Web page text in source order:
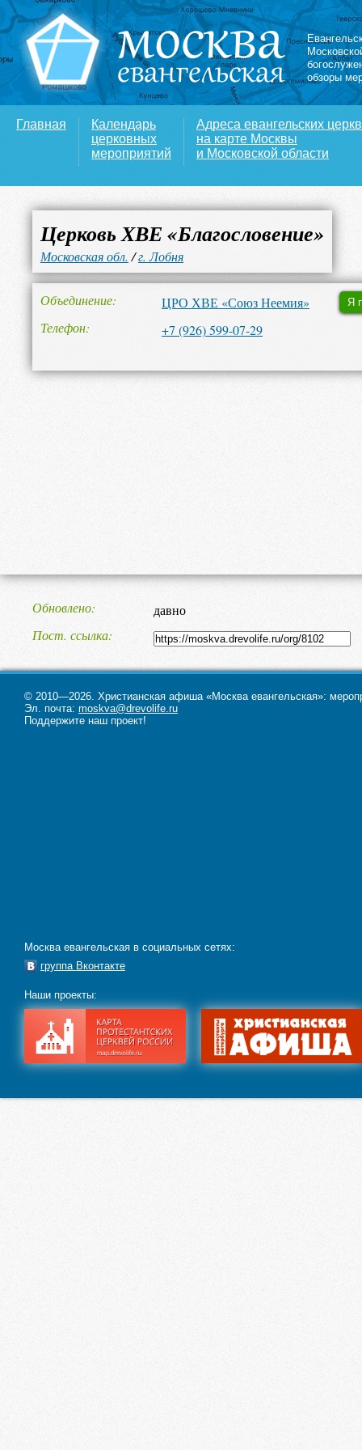
обзоры
Главная
Календарь
церковных
мероприятий
Адреса евангельских
на карте Москвы
и Московской области
Церковь ХВЕ «Благословение»
Московская обл. /г. Лобня
Я
Объединение
ЦРО ХВЕ «Союз Неемия»
Телефон
‎+7 (926) 599-07-29
Обновлено
давно
Пост. ссылка
© 2010—2026. Христианская афиша «Москва евангельская»:
Эл. почта: moskva@drevolife.ru
Поддержите наш проект!
Москва евангельская в социальных сетях:
группа Вконтакте
Наши проекты: